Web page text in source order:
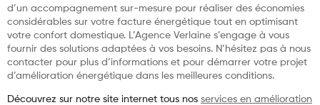
d’un accompagnement sur-mesure pour réaliser des économies
considérables sur votre facture énergétique tout en optimisant
votre confort domestique. L’Agence Verlaine s’engage à vous
fournir des solutions adaptées à vos besoins. N’hésitez pas à nous
contacter pour plus d’informations et pour démarrer votre projet
d’amélioration énergétique dans les meilleures conditions.
Découvrez sur notre site internet tous nos services en amélioration